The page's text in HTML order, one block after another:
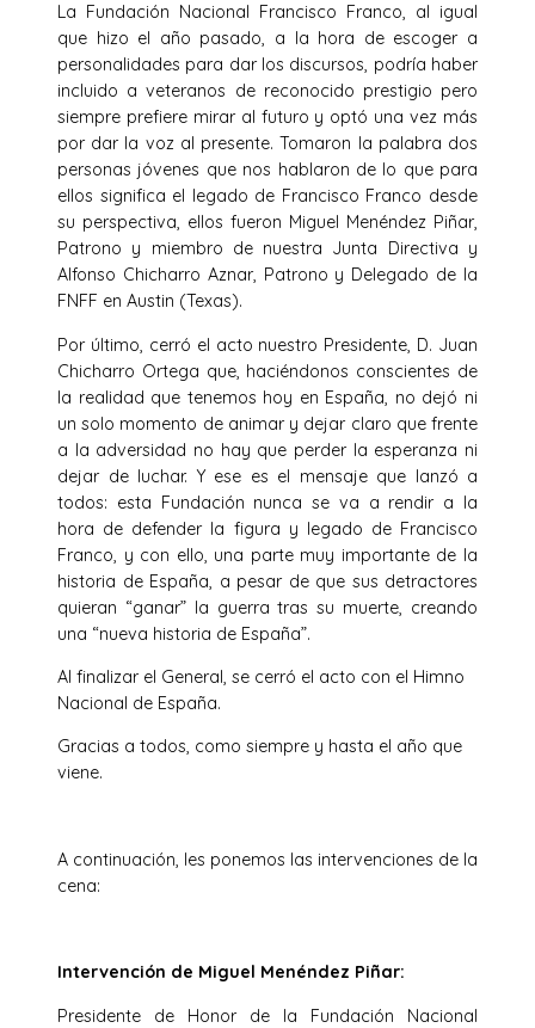
La Fundación Nacional Francisco Franco, al igual
que hizo el año pasado, a la hora de escoger a
personalidades para dar los discursos, podría haber
incluido a veteranos de reconocido prestigio pero
siempre prefiere mirar al futuro y optó una vez más
por dar la voz al presente. Tomaron la palabra dos
personas jóvenes que nos hablaron de lo que para
ellos significa el legado de Francisco Franco desde
su perspectiva, ellos fueron Miguel Menéndez Piñar,
Patrono y miembro de nuestra Junta Directiva y
Alfonso Chicharro Aznar, Patrono y Delegado de la
FNFF en Austin (Texas).
Por último, cerró el acto nuestro Presidente, D. Juan
Chicharro Ortega que, haciéndonos conscientes de
la realidad que tenemos hoy en España, no dejó ni
un solo momento de animar y dejar claro que frente
a la adversidad no hay que perder la esperanza ni
dejar de luchar. Y ese es el mensaje que lanzó a
todos: esta Fundación nunca se va a rendir a la
hora de defender la figura y legado de Francisco
Franco, y con ello, una parte muy importante de la
historia de España, a pesar de que sus detractores
quieran “ganar” la guerra tras su muerte, creando
una “nueva historia de España”.
Al finalizar el General, se cerró el acto con el Himno
Nacional de España.
Gracias a todos, como siempre y hasta el año que
viene.
A continuación, les ponemos las intervenciones de la
cena:
Intervención de Miguel Menéndez Piñar:
Presidente de Honor de la Fundación Nacional